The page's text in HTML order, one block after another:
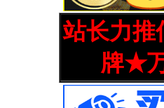
站长力推
牌★